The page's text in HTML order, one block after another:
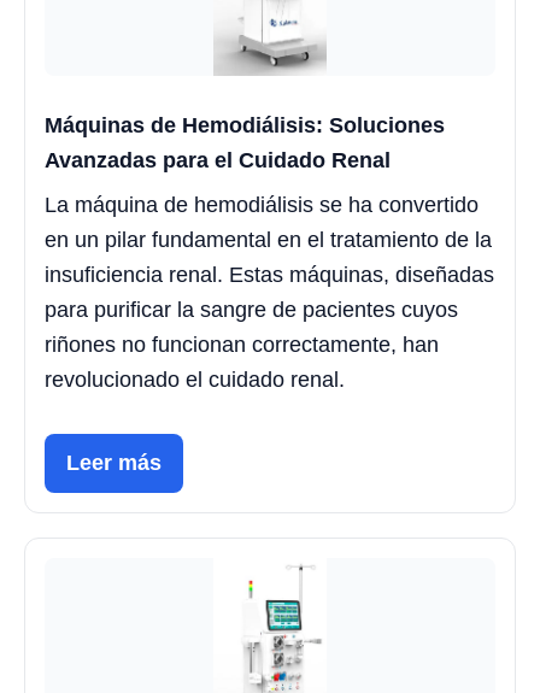
Máquinas de Hemodiálisis: Soluciones
Avanzadas para el Cuidado Renal
La máquina de hemodiálisis se ha convertido
en un pilar fundamental en el tratamiento de la
insuficiencia renal. Estas máquinas, diseñadas
para purificar la sangre de pacientes cuyos
riñones no funcionan correctamente, han
revolucionado el cuidado renal.
Leer más